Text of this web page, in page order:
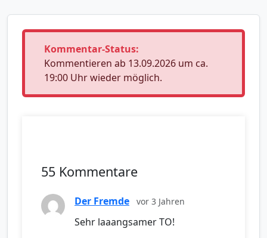
Kommentar-Status:
Kommentieren ab 13.09.2026 um ca.
19:00 Uhr wieder möglich.
55 Kommentare
Der Fremde vor 3 Jahren
Sehr laaangsamer TO!